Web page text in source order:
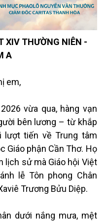
XIV THƯỜNG NIÊN -
A
em,
vừa qua, hàng vạn
bên lương – từ khắp
tiến về Trung tâm
Giáo phận Cần Thơ. Họ
lịch sử mà Giáo hội Việt
lễ Tôn phong Chân
Trương Bửu Diệp.
dưới nắng mưa, mệt